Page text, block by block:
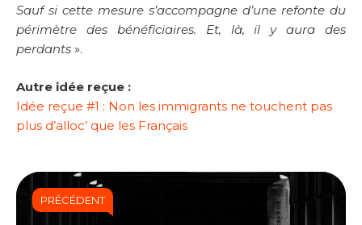
Sauf si cette mesure s’accompagne d’une refonte du
périmètre des bénéficiaires. Et, là, il y aura des
perdants ».
Autre idée reçue :
Idée reçue #1 : Non les immigrants ne touchent pas
plus d’alloc’ que les Français
PRÉCÉDENT